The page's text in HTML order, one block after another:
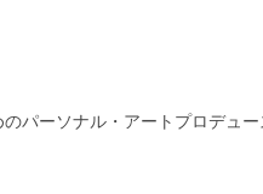
パーソナル・アートプロデュー